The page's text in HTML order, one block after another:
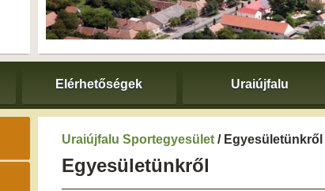
Elérhetőségek Uraiújfalu
Uraiújfalu Sportegyesület / Egyesületünkről
Egyesületünkről